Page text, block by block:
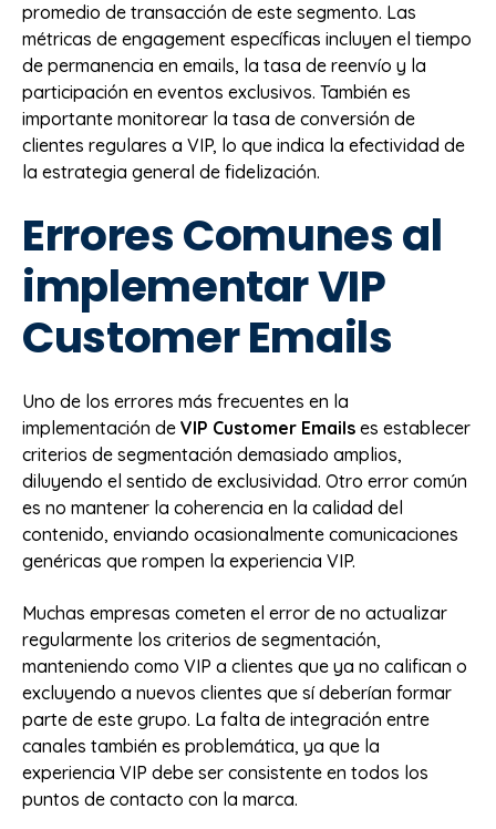
promedio de transacción de este segmento. Las
métricas de engagement específicas incluyen el tiempo
de permanencia en emails, la tasa de reenvío y la
participación en eventos exclusivos. También es
importante monitorear la tasa de conversión de
clientes regulares a VIP, lo que indica la efectividad de
la estrategia general de fidelización.
Errores Comunes al
implementar VIP
Customer Emails
Uno de los errores más frecuentes en la
implementación de VIP Customer Emails es establecer
criterios de segmentación demasiado amplios,
diluyendo el sentido de exclusividad. Otro error común
es no mantener la coherencia en la calidad del
contenido, enviando ocasionalmente comunicaciones
genéricas que rompen la experiencia VIP.
Muchas empresas cometen el error de no actualizar
regularmente los criterios de segmentación,
manteniendo como VIP a clientes que ya no califican o
excluyendo a nuevos clientes que sí deberían formar
parte de este grupo. La falta de integración entre
canales también es problemática, ya que la
experiencia VIP debe ser consistente en todos los
puntos de contacto con la marca.